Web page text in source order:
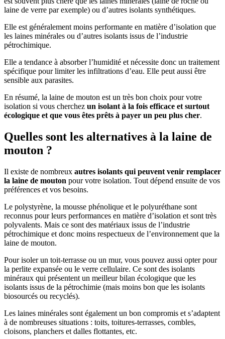
laine de verre par exemple) ou d’autres isolants synthétiques.
Elle est généralement moins performante en matière d’isolation que
les laines minérales ou d’autres isolants issus de l’industrie
pétrochimique.
Elle a tendance à absorber l’humidité et nécessite donc un traitement
spécifique pour limiter les infiltrations d’eau. Elle peut aussi être
sensible aux parasites.
En résumé, la laine de mouton est un très bon choix pour votre
isolation si vous cherchez un isolant à la fois efficace et surtout
écologique et que vous êtes prêts à payer un peu plus cher.
Quelles sont les alternatives à la laine de
mouton ?
Il existe de nombreux autres isolants qui peuvent venir remplacer
la laine de mouton pour votre isolation. Tout dépend ensuite de vos
préférences et vos besoins.
Le polystyrène, la mousse phénolique et le polyuréthane sont
reconnus pour leurs performances en matière d’isolation et sont très
polyvalents. Mais ce sont des matériaux issus de l’industrie
pétrochimique et donc moins respectueux de l’environnement que la
laine de mouton.
Pour isoler un toit-terrasse ou un mur, vous pouvez aussi opter pour
la perlite expansée ou le verre cellulaire. Ce sont des isolants
minéraux qui présentent un meilleur bilan écologique que les
isolants issus de la pétrochimie (mais moins bon que les isolants
biosourcés ou recyclés).
Les laines minérales sont également un bon compromis et s’adaptent
à de nombreuses situations : toits, toitures-terrasses, combles,
cloisons, planchers et dalles flottantes, etc.